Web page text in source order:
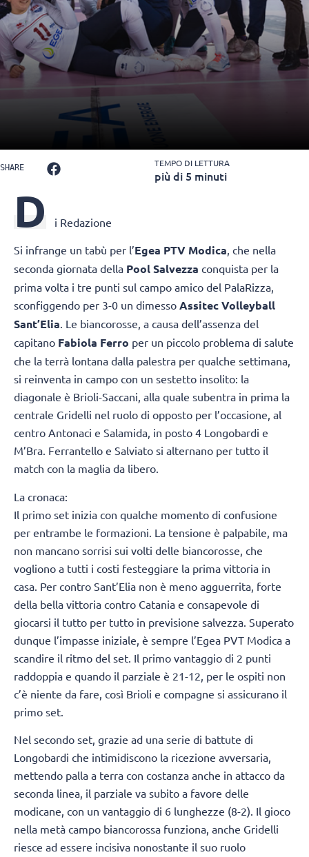
SHARE TEMPO DI LETTURA
più di 5 minuti
D i Redazione
Si infrange un tabù per l’Egea PTV Modica, che nella
seconda giornata della Pool Salvezza conquista per la
prima volta i tre punti sul campo amico del PalaRizza,
sconfiggendo per 3-0 un dimesso Assitec Volleyball
Sant’Elia. Le biancorosse, a causa dell’assenza del
capitano Fabiola Ferro per un piccolo problema di salute
che la terrà lontana dalla palestra per qualche settimana,
si reinventa in campo con un sestetto insolito: la
diagonale è Brioli-Saccani, alla quale subentra in prima la
centrale Gridelli nel ruolo di opposto per l’occasione, al
centro Antonaci e Salamida, in posto 4 Longobardi e
M’Bra. Ferrantello e Salviato si alternano per tutto il
match con la maglia da libero.
La cronaca:
Il primo set inizia con qualche momento di confusione
per entrambe le formazioni. La tensione è palpabile, ma
non mancano sorrisi sui volti delle biancorosse, che
vogliono a tutti i costi festeggiare la prima vittoria in
casa. Per contro Sant’Elia non è meno agguerrita, forte
della bella vittoria contro Catania e consapevole di
giocarsi il tutto per tutto in previsione salvezza. Superato
dunque l’impasse iniziale, è sempre l’Egea PVT Modica a
scandire il ritmo del set. Il primo vantaggio di 2 punti
raddoppia e quando il parziale è 21-12, per le ospiti non
c’è niente da fare, così Brioli e compagne si assicurano il
primo set.
Nel secondo set, grazie ad una serie di battute di
Longobardi che intimidiscono la ricezione avversaria,
mettendo palla a terra con costanza anche in attacco da
seconda linea, il parziale va subito a favore delle
modicane, con un vantaggio di 6 lunghezze (8-2). Il gioco
nella metà campo biancorossa funziona, anche Gridelli
riesce ad essere incisiva nonostante il suo ruolo